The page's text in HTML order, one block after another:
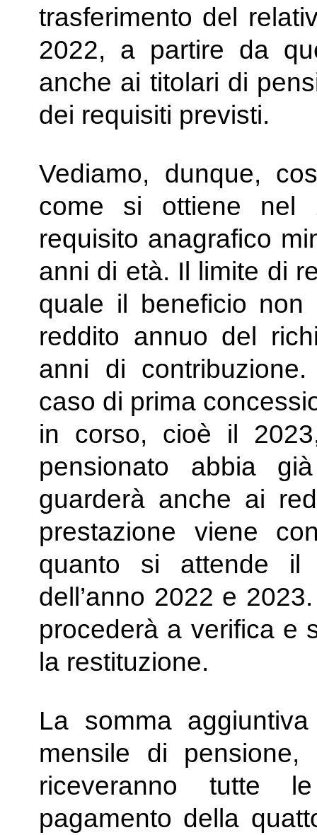
trasferimento del
2022, a partire da
anche ai titolari di
dei requisiti previsti.
Vediamo, dunque,
come si ottiene nel
requisito anagrafico
anni di età. Il limite di
quale il beneficio
reddito annuo del
anni di
caso di prima
in corso, cioè il
pensionato abbia
guarderà anche ai
prestazione viene
quanto si attende il
dell’anno 2022 e
procederà a verifica e
la restituzione.
La somma
mensile di
riceveranno tutte
pagamento della